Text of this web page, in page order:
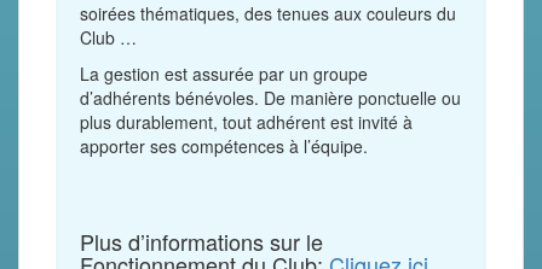
soirées thématiques, des tenues aux couleurs du
Club …
La gestion est assurée par un groupe
d’adhérents bénévoles. De manière ponctuelle ou
plus durablement, tout adhérent est invité à
apporter ses compétences à l’équipe.
Plus d’informations sur le